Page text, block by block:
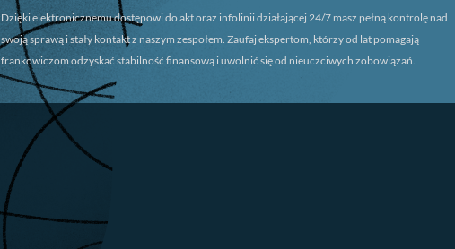
Dzięki elektronicznemu dostępowi do akt oraz infolinii działającej 24/7 masz pełną kontrolę nad
swoją sprawą i stały kontakt z naszym zespołem. Zaufaj ekspertom, którzy od lat pomagają
frankowiczom odzyskać stabilność finansową i uwolnić się od nieuczciwych zobowiązań.